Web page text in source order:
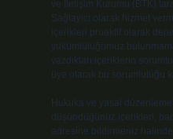
ve İletişim Kurumu (BTK)
Sağlayıcı olarak hizmet
içerikleri proaktif olarak
yükümlülüğümüz
yazdıkları içeriklerin
üye olarak bu sorumluluğu
Hukuka ve yasal
düşündüğünüz içerikleri,
adresine bildirmeniz